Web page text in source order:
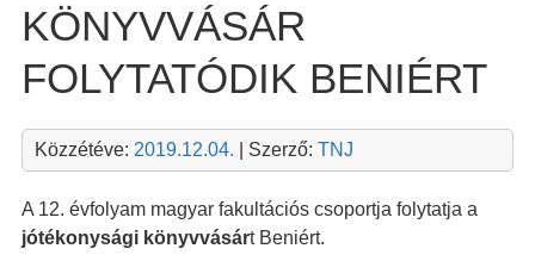
KÖNYVVÁSÁR
FOLYTATÓDIK BENIÉRT
Közzétéve: 2019.12.04. | Szerző: TNJ
A 12. évfolyam magyar fakultációs csoportja folytatja a
jótékonysági könyvvásárt Beniért.